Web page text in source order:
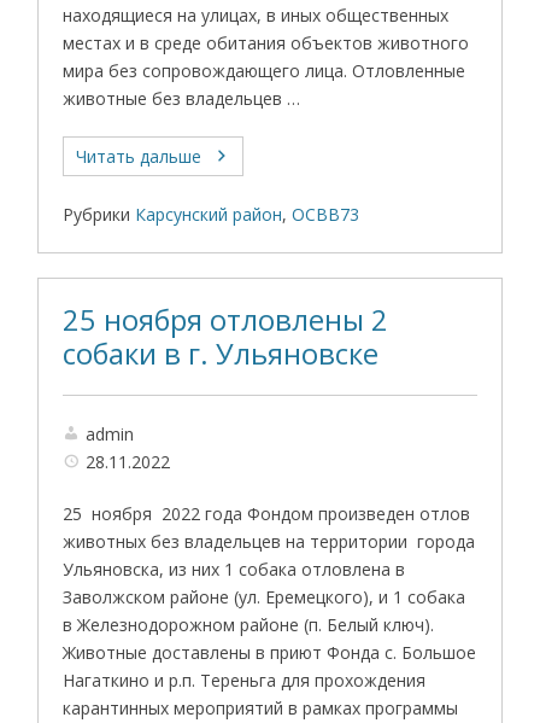
находящиеся на улицах, в иных общественных
местах и в среде обитания объектов животного
мира без сопровождающего лица. Отловленные
животные без владельцев …
Читать дальше
Рубрики Карсунский район,ОСВВ73
25 ноября отловлены 2
собаки в г. Ульяновске
admin
28.11.2022
25 ноября 2022 года Фондом произведен отлов
животных без владельцев на территории города
Ульяновска, из них 1 собака отловлена в
Заволжском районе (ул. Еремецкого), и 1 собака
в Железнодорожном районе (п. Белый ключ).
Животные доставлены в приют Фонда с. Большое
Нагаткино и р.п. Тереньга для прохождения
карантинных мероприятий в рамках программы